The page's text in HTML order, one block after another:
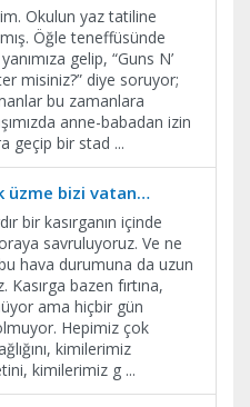
Okulun yaz tatiline
Öğle teneffüsünde
gelip, “Guns N’
misiniz?” diye soruyor;
bu zamanlara
anne-babadan izin
geçip bir stad ...
üzme bizi vatan…
bir kasırganın içinde
savruluyoruz. Ve ne
hava durumuna da uzun
Kasırga bazen fırtına,
ama hiçbir gün
Hepimiz çok
kimilerimiz
kimilerimiz g ...